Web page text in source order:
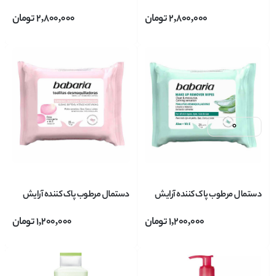
عملکرد آبرسانی حجم 200 میل2,800,000تومان 2,800,000تومان
دستمال مرطوب پاک کننده آرایش
1,200,000تومان
دستمال مرطوب پاک کننده آرایش
1,200,000تومان